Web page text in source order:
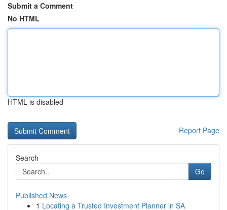
Submit a Comment
No HTML
HTML is disabled
Report Page
Search
Go
Published News
1 Locating a Trusted Investment Planner in SA